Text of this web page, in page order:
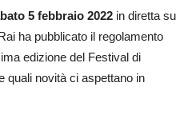
5 febbraio 2022 in diretta su
ha pubblicato il regolamento
edizione del Festival di
quali novità ci aspettano in